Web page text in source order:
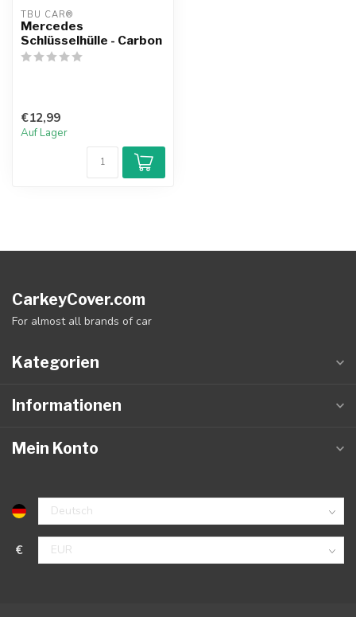
TBU CAR®
Mercedes
Schlüsselhülle - Carbon
€12,99
Auf Lager
CarkeyCover.com
For almost all brands of car
Kategorien
Informationen
Mein Konto
€